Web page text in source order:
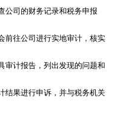
公司的财务记录和税务申报
前往公司进行实地审计，核实
审计报告，列出发现的问题和
结果进行申诉，并与税务机关